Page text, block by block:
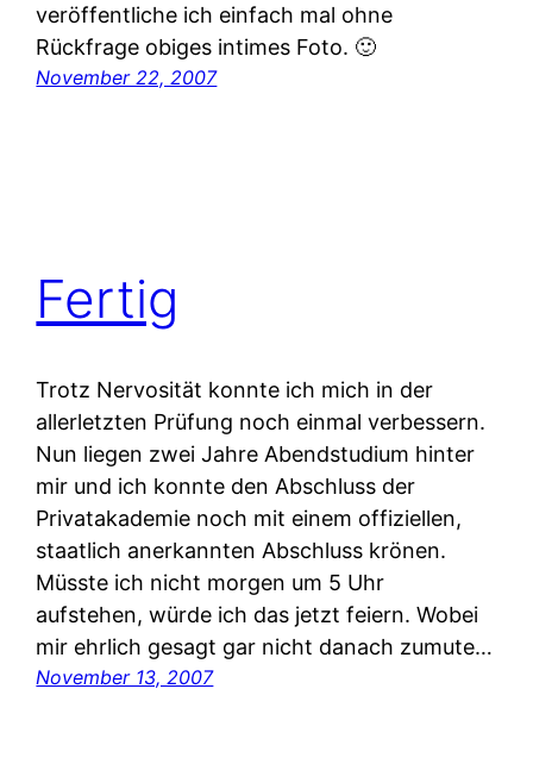
veröffentliche ich einfach mal ohne
Rückfrage obiges intimes Foto. 🙂
November 22, 2007
Fertig
Trotz Nervosität konnte ich mich in der
allerletzten Prüfung noch einmal verbessern.
Nun liegen zwei Jahre Abendstudium hinter
mir und ich konnte den Abschluss der
Privatakademie noch mit einem offiziellen,
staatlich anerkannten Abschluss krönen.
Müsste ich nicht morgen um 5 Uhr
aufstehen, würde ich das jetzt feiern. Wobei
mir ehrlich gesagt gar nicht danach zumute…
November 13, 2007